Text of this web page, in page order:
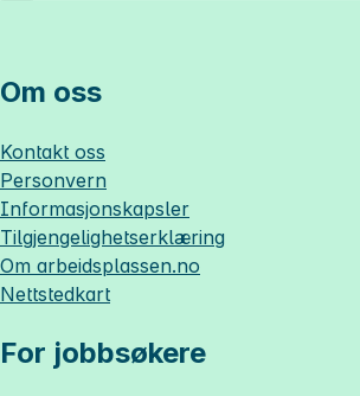
Om oss
Kontakt oss
Personvern
Informasjonskapsler
Tilgjengelighetserklæring
Om arbeidsplassen.no
Nettstedkart
For jobbsøkere